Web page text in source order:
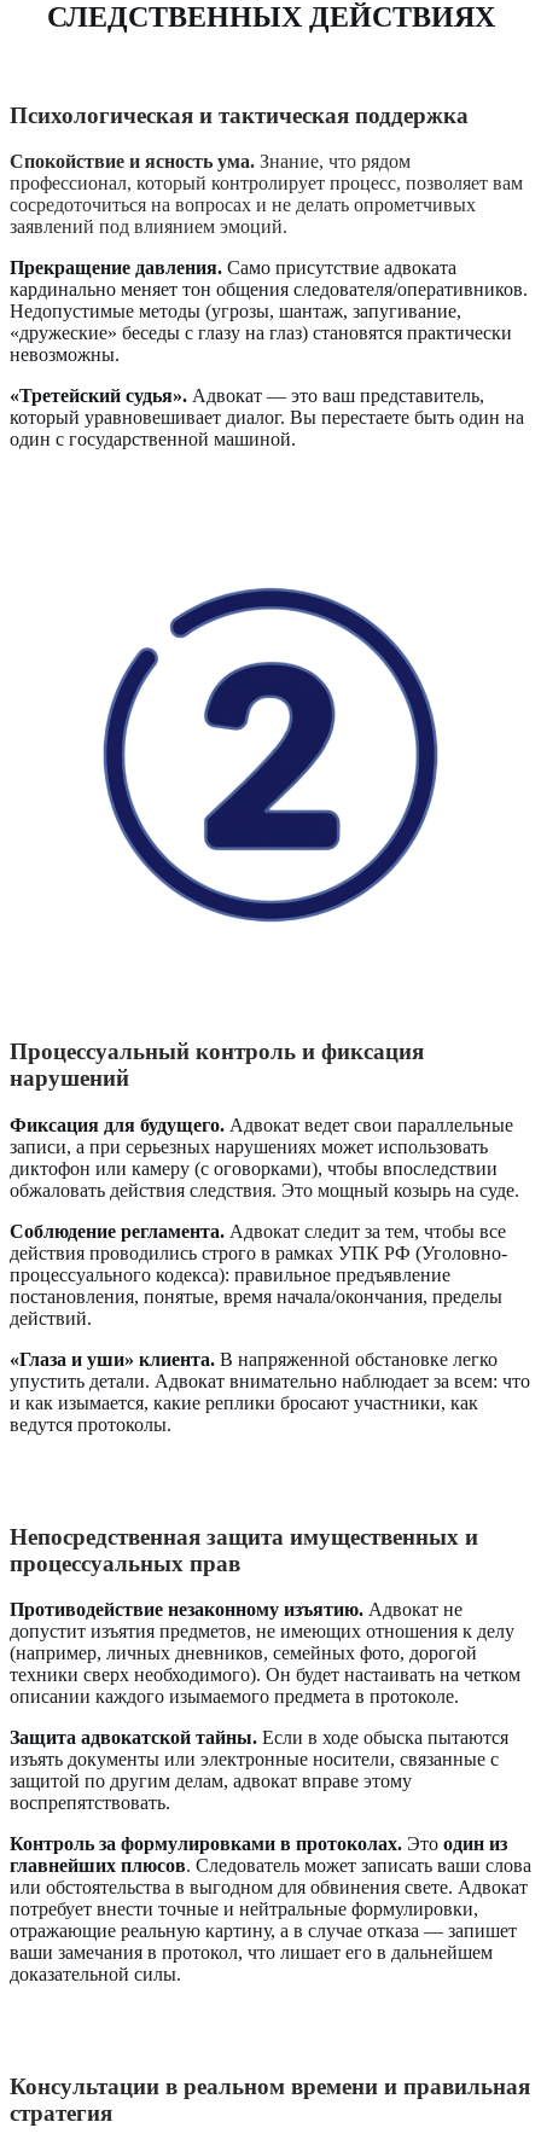
СЛЕДСТВЕННЫХ ДЕЙСТВИЯХ
Психологическая и тактическая поддержка
Спокойствие и ясность ума. Знание, что рядом
профессионал, который контролирует процесс, позволяет вам
сосредоточиться на вопросах и не делать опрометчивых
заявлений под влиянием эмоций.
Прекращение давления. Само присутствие адвоката
кардинально меняет тон общения следователя/оперативников.
Недопустимые методы (угрозы, шантаж, запугивание,
«дружеские» беседы с глазу на глаз) становятся практически
невозможны.
«Третейский судья». Адвокат — это ваш представитель,
который уравновешивает диалог. Вы перестаете быть один на
один с государственной машиной.
Процессуальный контроль и фиксация
нарушений
Фиксация для будущего. Адвокат ведет свои параллельные
записи, а при серьезных нарушениях может использовать
диктофон или камеру (с оговорками), чтобы впоследствии
обжаловать действия следствия. Это мощный козырь на суде.
Соблюдение регламента. Адвокат следит за тем, чтобы все
действия проводились строго в рамках УПК РФ (Уголовно-
процессуального кодекса): правильное предъявление
постановления, понятые, время начала/окончания, пределы
действий.
«Глаза и уши» клиента. В напряженной обстановке легко
упустить детали. Адвокат внимательно наблюдает за всем: что
и как изымается, какие реплики бросают участники, как
ведутся протоколы.
Непосредственная защита имущественных и
процессуальных прав
Противодействие незаконному изъятию. Адвокат не
допустит изъятия предметов, не имеющих отношения к делу
(например, личных дневников, семейных фото, дорогой
техники сверх необходимого). Он будет настаивать на четком
описании каждого изымаемого предмета в протоколе.
Защита адвокатской тайны. Если в ходе обыска пытаются
изъять документы или электронные носители, связанные с
защитой по другим делам, адвокат вправе этому
воспрепятствовать.
Контроль за формулировками в протоколах. Это один из
главнейших плюсов. Следователь может записать ваши слова
или обстоятельства в выгодном для обвинения свете. Адвокат
потребует внести точные и нейтральные формулировки,
отражающие реальную картину, а в случае отказа — запишет
ваши замечания в протокол, что лишает его в дальнейшем
доказательной силы.
Консультации в реальном времени и правильная
стратегия